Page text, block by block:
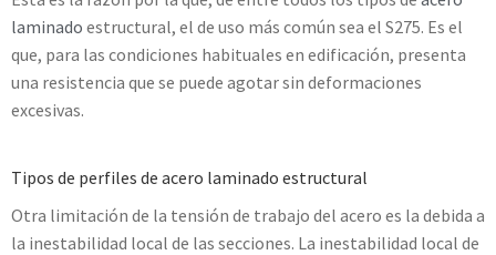
laminado estructural, el de uso más común sea el S275. Es el
que, para las condiciones habituales en edificación, presenta
una resistencia que se puede agotar sin deformaciones
excesivas.
Tipos de perfiles de acero laminado estructural
Otra limitación de la tensión de trabajo del acero es la debida a
la inestabilidad local de las secciones. La inestabilidad local de